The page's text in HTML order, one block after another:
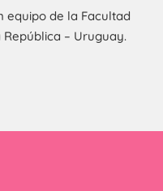
equipo de la Facultad
– Uruguay.